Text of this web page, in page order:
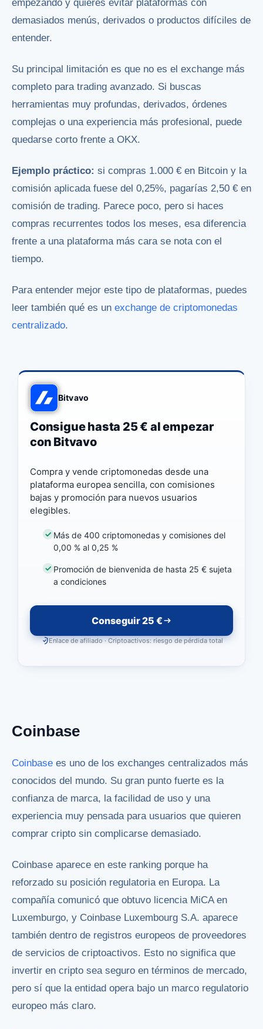
empezando y quieres evitar plataformas con
demasiados menús, derivados o productos difíciles de
entender.
Su principal limitación es que no es el exchange más
completo para trading avanzado. Si buscas
herramientas muy profundas, derivados, órdenes
complejas o una experiencia más profesional, puede
quedarse corto frente a OKX.
Ejemplo práctico: si compras 1.000 € en Bitcoin y la
comisión aplicada fuese del 0,25%, pagarías 2,50 € en
comisión de trading. Parece poco, pero si haces
compras recurrentes todos los meses, esa diferencia
frente a una plataforma más cara se nota con el
tiempo.
Para entender mejor este tipo de plataformas, puedes
leer también qué es un exchange de criptomonedas
centralizado.
Bitvavo
Consigue hasta 25 € al empezar
con Bitvavo
Compra y vende criptomonedas desde una
plataforma europea sencilla, con comisiones
bajas y promoción para nuevos usuarios
elegibles.
Más de 400 criptomonedas y comisiones del
0,00 % al 0,25 %
Promoción de bienvenida de hasta 25 € sujeta
a condiciones
Conseguir 25 €
Enlace de afiliado · Criptoactivos: riesgo de pérdida total
Coinbase
Coinbase es uno de los exchanges centralizados más
conocidos del mundo. Su gran punto fuerte es la
confianza de marca, la facilidad de uso y una
experiencia muy pensada para usuarios que quieren
comprar cripto sin complicarse demasiado.
Coinbase aparece en este ranking porque ha
reforzado su posición regulatoria en Europa. La
compañía comunicó que obtuvo licencia MiCA en
Luxemburgo, y Coinbase Luxembourg S.A. aparece
también dentro de registros europeos de proveedores
de servicios de criptoactivos. Esto no significa que
invertir en cripto sea seguro en términos de mercado,
pero sí que la entidad opera bajo un marco regulatorio
europeo más claro.